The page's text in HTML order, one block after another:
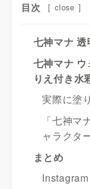
目次 [ close ]
七神マナ
七神マナ
りえ付き
実際に塗
「七神
ャラクタ
まとめ
Instagram